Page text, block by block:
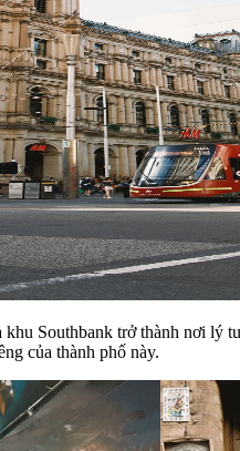
Southbank trở thành nơi lý
của thành phố này.